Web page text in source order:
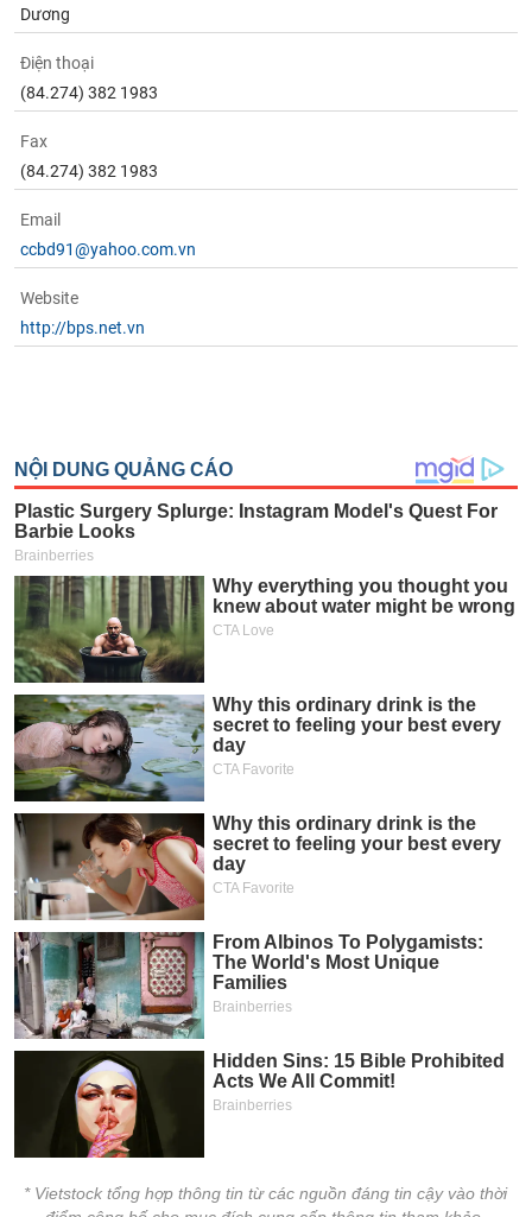
Dương
Điện thoại
(84.274) 382 1983
Fax
(84.274) 382 1983
Email
ccbd91@yahoo.com.vn
Website
http://bps.net.vn
* Vietstock tổng hợp thông tin từ các nguồn đáng tin cậy vào thời